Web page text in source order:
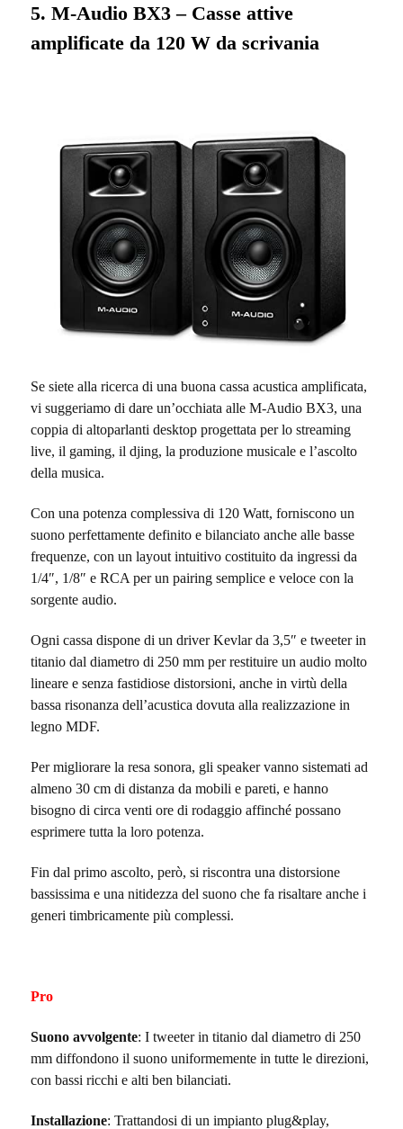
5. M-Audio BX3 – Casse attive
amplificate da 120 W da scrivania
Se siete alla ricerca di una buona cassa acustica amplificata,
vi suggeriamo di dare un’occhiata alle M-Audio BX3, una
coppia di altoparlanti desktop progettata per lo streaming
live, il gaming, il djing, la produzione musicale e l’ascolto
della musica.
Con una potenza complessiva di 120 Watt, forniscono un
suono perfettamente definito e bilanciato anche alle basse
frequenze, con un layout intuitivo costituito da ingressi da
1/4″, 1/8″ e RCA per un pairing semplice e veloce con la
sorgente audio.
Ogni cassa dispone di un driver Kevlar da 3,5″ e tweeter in
titanio dal diametro di 250 mm per restituire un audio molto
lineare e senza fastidiose distorsioni, anche in virtù della
bassa risonanza dell’acustica dovuta alla realizzazione in
legno MDF.
Per migliorare la resa sonora, gli speaker vanno sistemati ad
almeno 30 cm di distanza da mobili e pareti, e hanno
bisogno di circa venti ore di rodaggio affinché possano
esprimere tutta la loro potenza.
Fin dal primo ascolto, però, si riscontra una distorsione
bassissima e una nitidezza del suono che fa risaltare anche i
generi timbricamente più complessi.
Pro
Suono avvolgente: I tweeter in titanio dal diametro di 250
mm diffondono il suono uniformemente in tutte le direzioni,
con bassi ricchi e alti ben bilanciati.
Installazione: Trattandosi di un impianto plug&play,